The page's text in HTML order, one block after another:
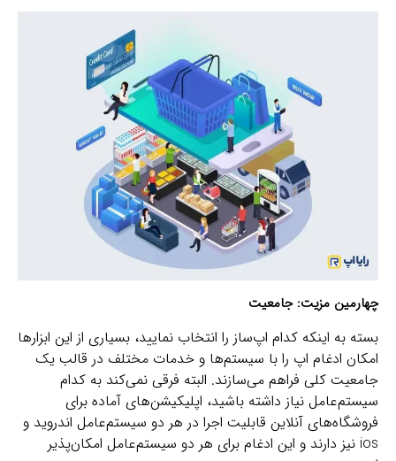
چهارمین مزیت: جامعیت
بسته به اینکه کدام اپ‌ساز را انتخاب نمایید، بسیاری از این ابزارها
امکان ادغام اپ را با سیستم‌ها و خدمات مختلف در قالب یک
جامعیت کلی فراهم می‌سازند. البته فرقی نمی‌کند به کدام
سیستم‌عامل نیاز داشته باشید، اپلیکیشن‌های آماده برای
فروشگاه‌های آنلاین قابلیت اجرا در هر دو سیستم‌عامل اندروید و
ios نیز دارند و این ادغام برای هر دو سیستم‌عامل امکان‌پذیر